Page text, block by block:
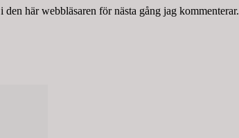
den här webbläsaren för nästa gång jag kommenterar.